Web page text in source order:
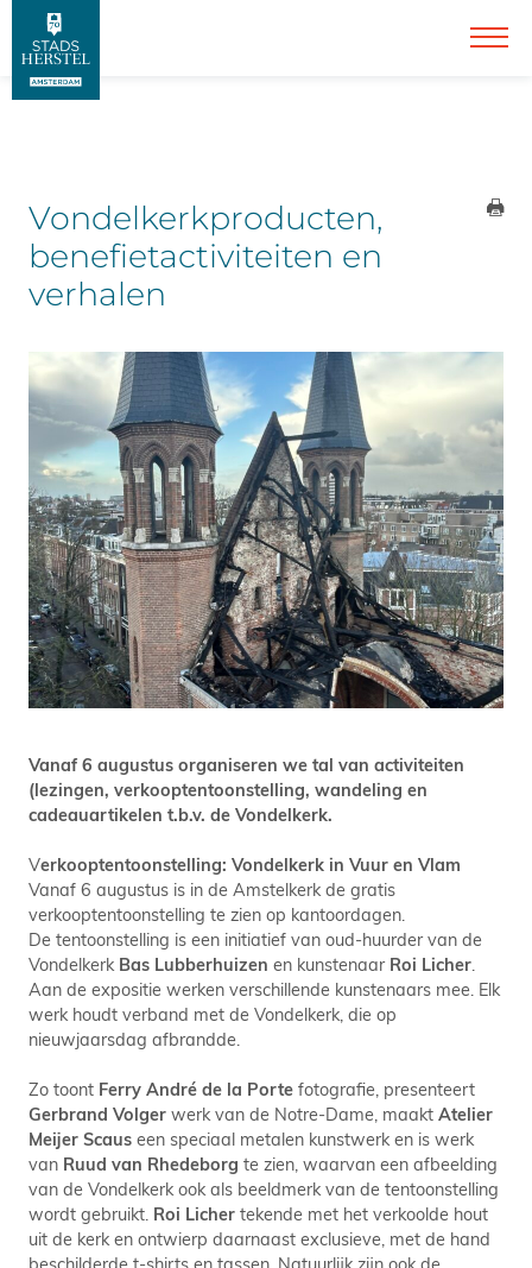
Vondelkerkproducten,
benefietactiviteiten en
verhalen
Vanaf 6 augustus organiseren we tal van activiteiten
(lezingen, verkooptentoonstelling, wandeling en
cadeauartikelen t.b.v. de Vondelkerk.
Verkooptentoonstelling: Vondelkerk in Vuur en Vlam
Vanaf 6 augustus is in de Amstelkerk de gratis
verkooptentoonstelling te zien op kantoordagen.
De tentoonstelling is een initiatief van oud-huurder van de
Vondelkerk Bas Lubberhuizen en kunstenaar Roi Licher.
Aan de expositie werken verschillende kunstenaars mee. Elk
werk houdt verband met de Vondelkerk, die op
nieuwjaarsdag afbrandde.
Zo toont Ferry André de la Porte fotografie, presenteert
Gerbrand Volger werk van de Notre-Dame, maakt Atelier
Meijer Scaus een speciaal metalen kunstwerk en is werk
van Ruud van Rhedeborg te zien, waarvan een afbeelding
van de Vondelkerk ook als beeldmerk van de tentoonstelling
wordt gebruikt. Roi Licher tekende met het verkoolde hout
uit de kerk en ontwierp daarnaast exclusieve, met de hand
beschilderde t-shirts en tassen. Natuurlijk zijn ook de